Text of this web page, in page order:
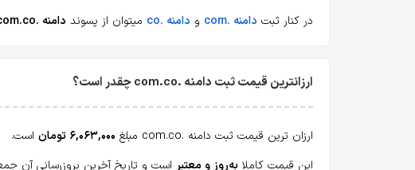
در کنار ثبت دامنه .com و دامنه .co میتوان از پسوند دامنه .com.co
ارزانترین قیمت ثبت دامنه .com.co چقدر است؟
ارزان ترین قیمت ثبت دامنه .com.co مبلغ ۶,۰۶۳,۰۰۰ تومان
است.
این قیمت کاملا به‌روز و معتبر است و تاریخ آخرین بروزرسانی آن جمعه، ۱۶ مرداد ۱۴۰۵